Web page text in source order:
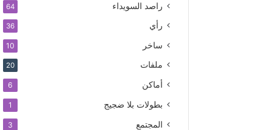
راصد السويداء 64
رأي 36
ساخر 10
ملفات 20
أماكن 6
بطولات بلا ضجيج 1
المجتمع 3